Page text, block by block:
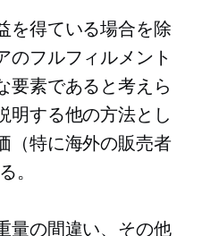
を得ている場合を除
のフルフィルメント
要素であると考えら
明する他の方法とし
（特に海外の販売者
。
量の間違い、その他